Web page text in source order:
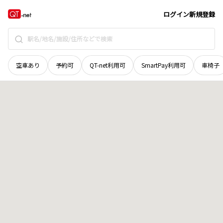
ログイン新規登録
空車あり 予約可 QT-net利用可 SmartPay利用可 車椅子
山口県